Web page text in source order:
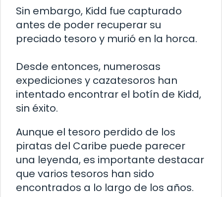
Sin embargo, Kidd fue capturado
antes de poder recuperar su
preciado tesoro y murió en la horca.
Desde entonces, numerosas
expediciones y cazatesoros han
intentado encontrar el botín de Kidd,
sin éxito.
Aunque el tesoro perdido de los
piratas del Caribe puede parecer
una leyenda, es importante destacar
que varios tesoros han sido
encontrados a lo largo de los años.